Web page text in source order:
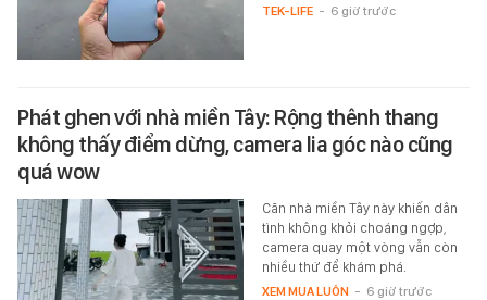
TEK-LIFE - 6 giờ trước
Phát ghen với nhà miền Tây: Rộng thênh thang
không thấy điểm dừng, camera lia góc nào cũng
quá wow
Căn nhà miền Tây này khiến dân
tình không khỏi choáng ngợp,
camera quay một vòng vẫn còn
nhiều thứ để khám phá.
XEM MUA LUÔN - 6 giờ trước